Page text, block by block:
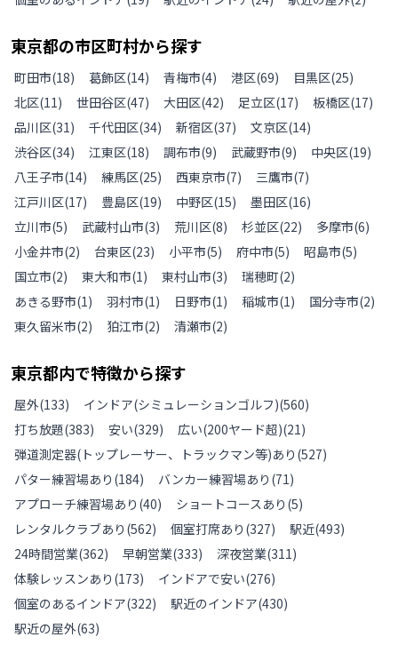
東京都の市区町村から探す
町田市(18) 葛飾区(14) 青梅市(4) 港区(69) 目黒区(25)
北区(11) 世田谷区(47) 大田区(42) 足立区(17) 板橋区(17)
品川区(31) 千代田区(34) 新宿区(37) 文京区(14)
渋谷区(34) 江東区(18) 調布市(9) 武蔵野市(9) 中央区(19)
八王子市(14) 練馬区(25) 西東京市(7) 三鷹市(7)
江戸川区(17) 豊島区(19) 中野区(15) 墨田区(16)
立川市(5) 武蔵村山市(3) 荒川区(8) 杉並区(22) 多摩市(6)
小金井市(2) 台東区(23) 小平市(5) 府中市(5) 昭島市(5)
国立市(2) 東大和市(1) 東村山市(3) 瑞穂町(2)
あきる野市(1) 羽村市(1) 日野市(1) 稲城市(1) 国分寺市(2)
東久留米市(2) 狛江市(2) 清瀬市(2)
東京都内で特徴から探す
屋外(133) インドア(シミュレーションゴルフ)(560)
打ち放題(383) 安い(329) 広い(200ヤード超)(21)
弾道測定器(トップレーサー、トラックマン等)あり (527)
パター練習場あり (184) バンカー練習場あり (71)
アプローチ練習場あり (40) ショートコースあり (5)
レンタルクラブあり (562) 個室打席あり (327) 駅近(493)
24時間営業(362) 早朝営業(333) 深夜営業(311)
体験レッスンあり (173) インドアで安い(276)
個室のあるインドア(322) 駅近のインドア(430)
駅近の屋外(63)